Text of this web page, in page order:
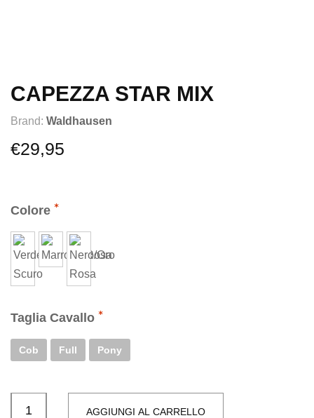
CAPEZZA STAR MIX
Brand: Waldhausen
€29,95
Colore
Taglia Cavallo
Cob Full Pony
AGGIUNGI AL CARRELLO